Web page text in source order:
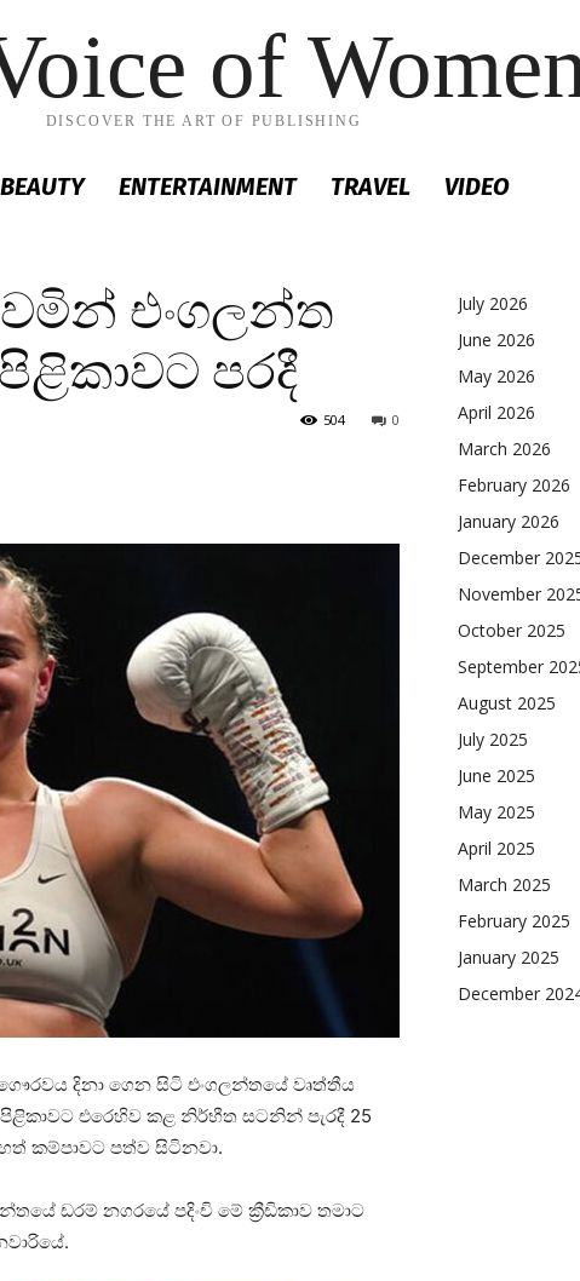
of
DISCOVER THE ART OF PUBLISHING
BEAUTY ENTERTAINMENT TRAVEL VIDEO
එංගලන්ත
පරදී
0
504
දිනා ගෙන සිටි එංගලන්තයේ වෘත්තීය
පිළිකාවට එරෙහිව කළ නිර්භීත සටනින් පැරදී 25
කම්පාවට පත්ව සිටිනවා.
ඩරම් නගරයේ පදිංචි මේ ක්‍රීඩිකාව තමාට
July 2026
June 2026
May 2026
April 2026
March 2026
February 2026
January 2026
December
November
October 2025
September
August 2025
July 2025
June 2025
May 2025
April 2025
March 2025
February 2025
January 2025
December